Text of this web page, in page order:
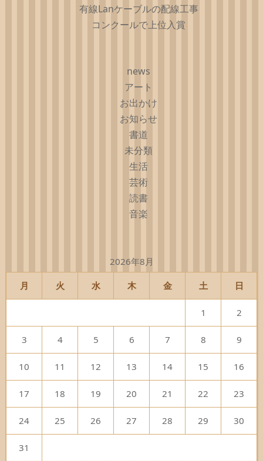
有線Lanケーブルの配線工事
コンクールで上位入賞
news
アート
お出かけ
お知らせ
書道
未分類
生活
芸術
読書
音楽
2026年8月
月 火 水 木 金 土 日
1 2
3 4 5 6 7 8 9
10 11 12 13 14 15 16
17 18 19 20 21 22 23
24 25 26 27 28 29 30
31